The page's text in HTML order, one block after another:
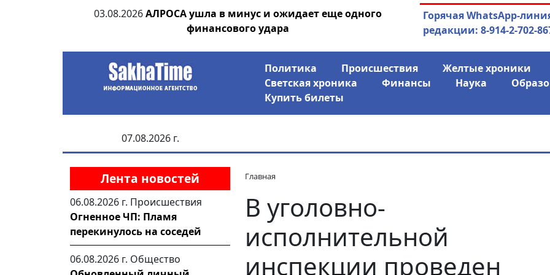
03.08.2026 АЛРОСА ушла в минус и ожидает еще одного
финансового удара
04.08.2026Маринычев у
Горячая WhatsApp-
редакции: 8-914-2-702-
Политика Происшествия Желтые хроники
Светская хроника
Финансы Наука
Купить билеты
07.08.2026 г.
Лента новостей
06.08.2026 г. Происшествия
Огненное ЧП: Пламя
перекинулось на соседей
06.08.2026 г. Общество
Главная
В уголовно-
исполнительной
инспекции проведен